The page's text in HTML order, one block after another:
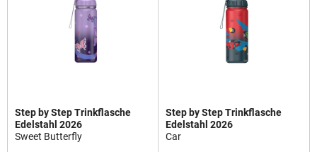
Step by Step Trinkflasche
Edelstahl 2026
Sweet Butterfly
Step by Step Trinkflasche
Edelstahl 2026
Car